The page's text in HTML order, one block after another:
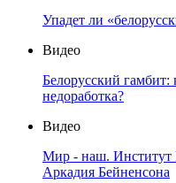
Упадет ли
Видео
Белорусский
недоработка?
Видео
Мир - наш. Институт
Аркадия Бейненсона